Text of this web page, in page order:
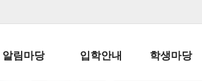
알림마당 입학안내 학생마당